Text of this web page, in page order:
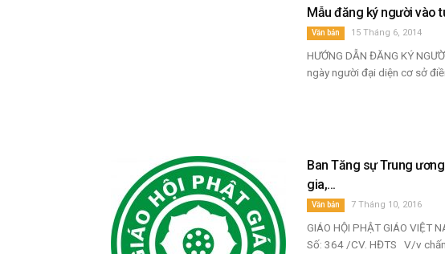
Mẫu đăng ký người vào
Văn bản 15 Tháng 6, 2014
HƯỚNG DẪN ĐĂNG KÝ
ngày người đại diện cơ sở
Ban Tăng sự Trung
gia,...
Văn bản 7 Tháng 10, 2016
GIÁO HỘI PHẬT GIÁO VIỆT
Số: 364 /CV. HĐTS V/v